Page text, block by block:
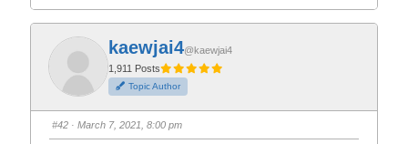
i
k
f
t
h
m
d
o
i
k
o
r
t
h
u
m
u
p
kaewjai4@kaewjai4
1,911 Posts
Topic Author
#42 · March 7, 2021, 8:00 pm